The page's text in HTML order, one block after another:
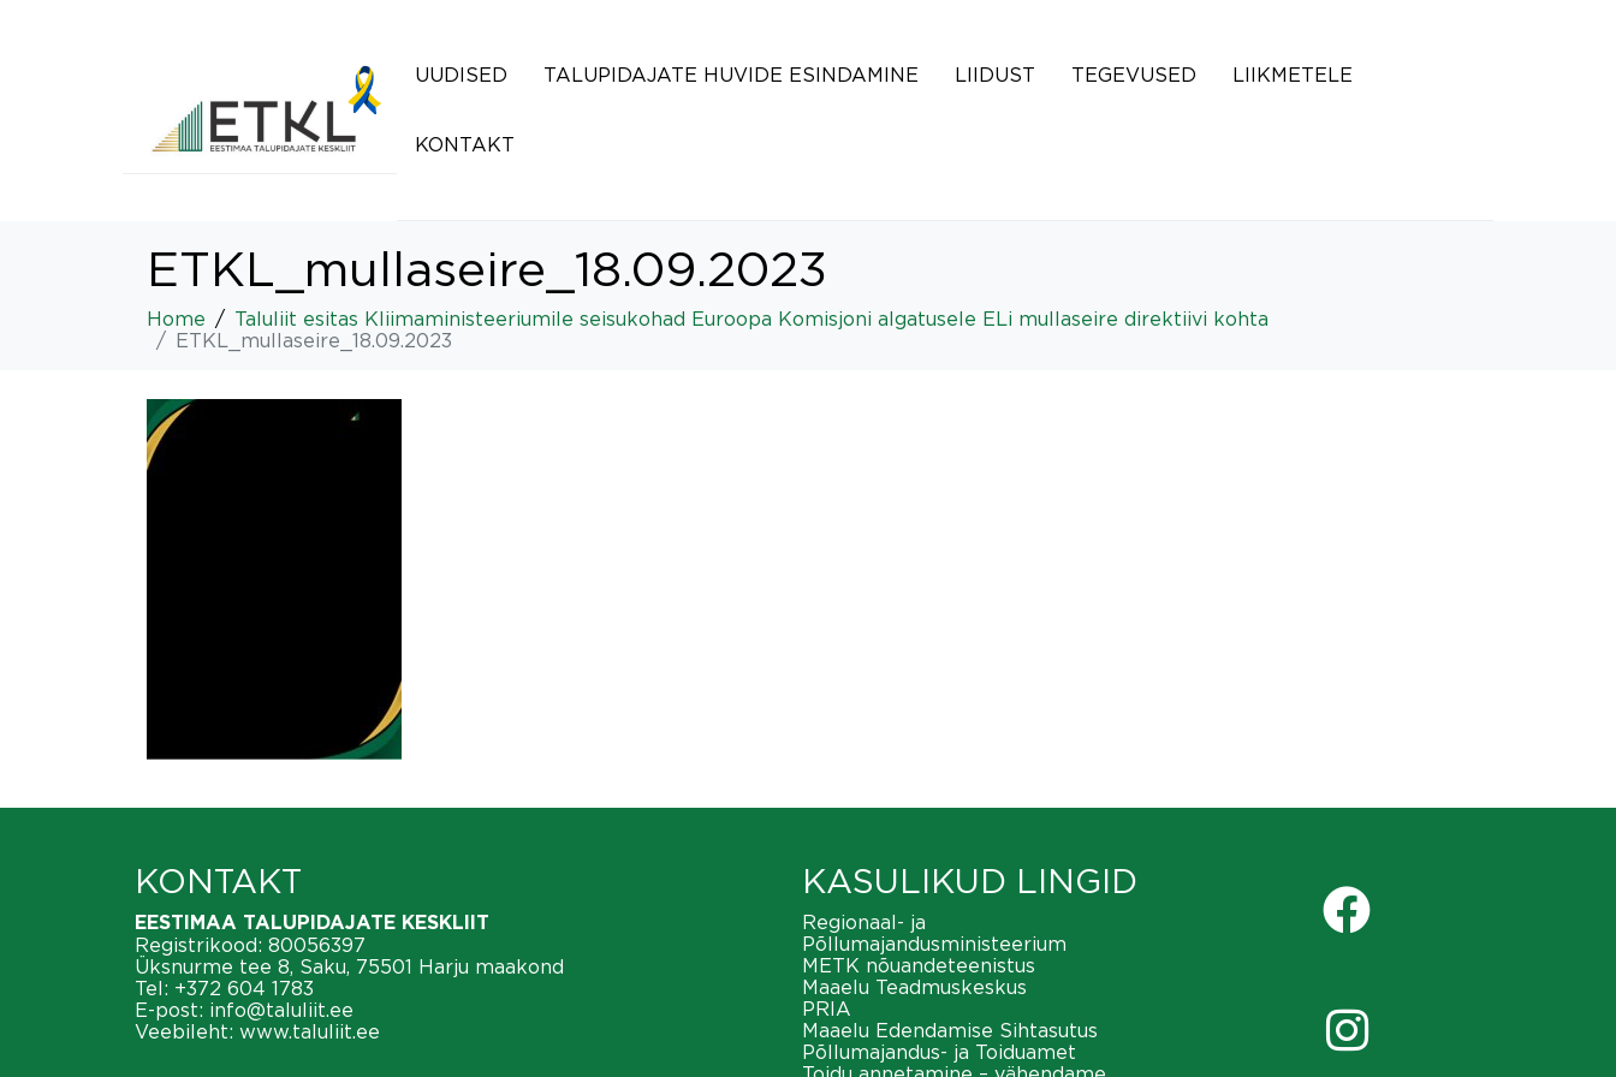
UUDISED TALUPIDAJATE HUVIDE ESINDAMINE LIIDUST TEGEVUSED LIIKMETELE
KONTAKT
ETKL_mullaseire_18.09.2023
Home
Taluliit esitas Kliimaministeeriumile seisukohad Euroopa Komisjoni algatusele ELi mullaseire direktiivi kohta
ETKL_mullaseire_18.09.2023
KONTAKT
EESTIMAA TALUPIDAJATE KESKLIIT
Registrikood: 80056397
Üksnurme tee 8, Saku, 75501 Harju maakond
Tel: +372 604 1783
E-post: info@taluliit.ee
Veebileht: www.taluliit.ee
KASULIKUD LINGID
Regionaal- ja
Põllumajandusministeerium
METK nõuandeteenistus
Maaelu Teadmuskeskus
PRIA
Maaelu Edendamise Sihtasutus
Põllumajandus- ja Toiduamet